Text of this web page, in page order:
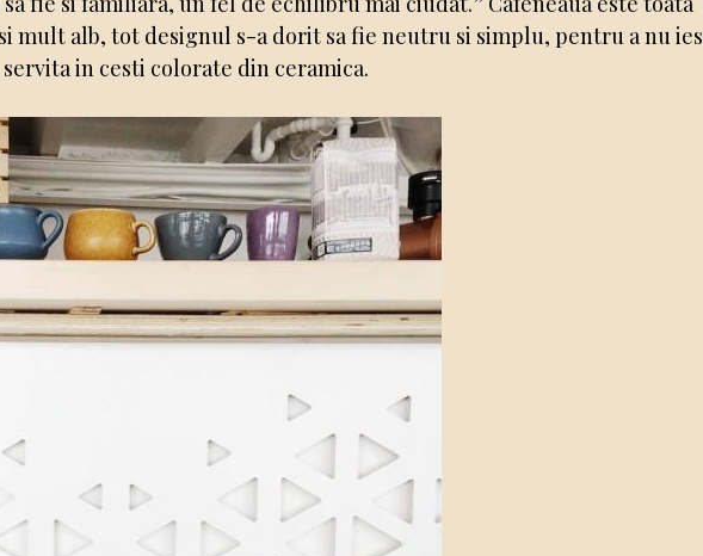
mult alb, tot designul s-a dorit sa fie neutru si simplu, pentru a nu
in cesti colorate din ceramica.